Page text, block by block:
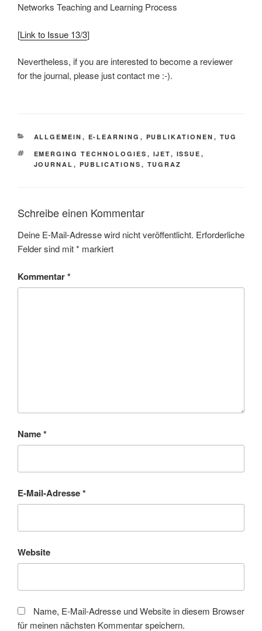
Networks Teaching and Learning Process
[Link to Issue 13/3]
Nevertheless, if you are interested to become a reviewer
for the journal, please just contact me :-).
KATEGORIEN
ALLGEMEIN , E-LEARNING , PUBLIKATIONEN , TUG
SCHLAGWÖRTER
EMERGING TECHNOLOGIES , IJET, ISSUE ,
JOURNAL , PUBLICATIONS , TUGRAZ
Schreibe einen Kommentar
Deine E-Mail-Adresse wird nicht veröffentlicht. Erforderliche
Felder sind mit* markiert
Kommentar*
Name*
E-Mail-Adresse*
Website
Name, E-Mail-Adresse und Website in diesem Browser
für meinen nächsten Kommentar speichern.